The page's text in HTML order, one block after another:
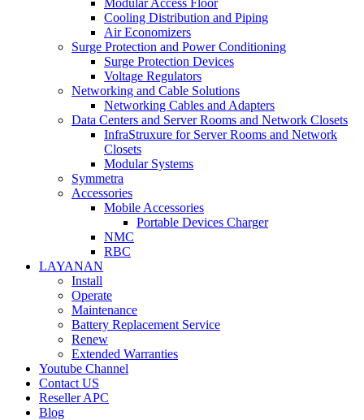
Cooling Distribution and Piping
Air Economizers
Surge Protection and Power Conditioning
Surge Protection Devices
Voltage Regulators
Networking and Cable Solutions
Networking Cables and Adapters
Data Centers and Server Rooms and Network Closets
InfraStruxure for Server Rooms and Network
Closets
Modular Systems
Symmetra
Accessories
Mobile Accessories
Portable Devices Charger
NMC
RBC
LAYANAN
Install
Operate
Maintenance
Battery Replacement Service
Renew
Extended Warranties
Youtube Channel
Contact US
Reseller APC
Blog